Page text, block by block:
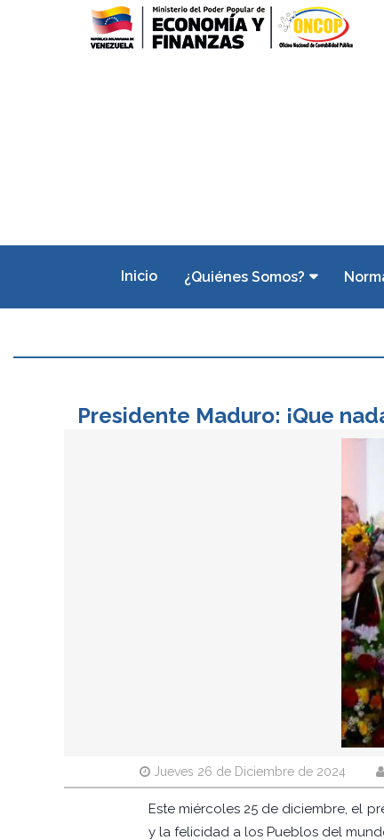
Inicio ¿Quiénes Somos?
Presidente Maduro: ¡Que
Jueves 26 de Diciembre de 2024
Este miércoles 25 de diciembre, el
y la felicidad a los Pueblos del